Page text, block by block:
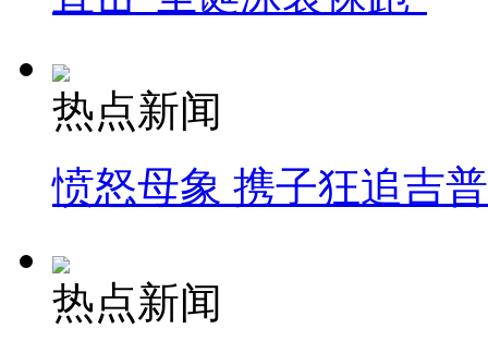
热点新闻
愤怒母象 携子狂追吉
热点新闻